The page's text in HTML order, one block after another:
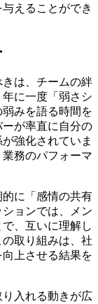
えることができ
は、チームの絆
に一度「弱さシ
みを語る時間を
が率直に自分の
強化されていま
務のパフォーマ
に「感情の共有
ョンでは、メン
、互いに理解し
取り組みは、社
上させる結果を
入れる動きが広